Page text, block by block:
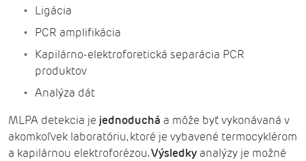
Ligácia
PCR amplifikácia
Kapilárno-elektroforetická separácia PCR
produktov
Analýza dát
MLPA detekcia je jednoduchá a môže byť vykonávaná v
akomkoľvek laboratóriu, ktoré je vybavené termocyklérom
a kapilárnou elektroforézou.Výsledky analýzy je možné